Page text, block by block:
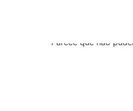
Parece que não